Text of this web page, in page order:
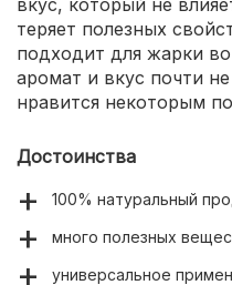
вкус, который не
теряет полезных
подходит для жарки
аромат и вкус почти
нравится некоторым
Достоинства
100% натуральный
много полезных
универсальное